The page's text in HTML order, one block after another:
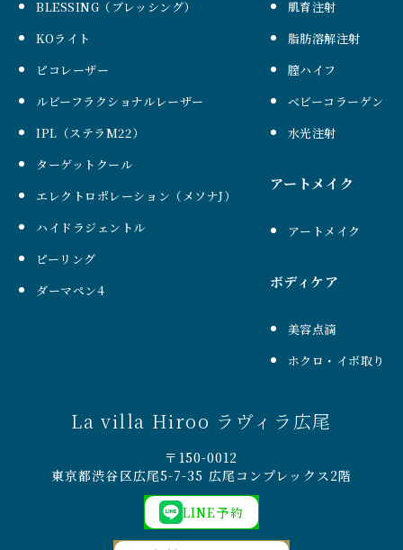
BLESSING（ブレッシング）
KOライト
ピコレーザー
ルビーフラクショナルレーザー
IPL（ステラM22）
ターゲットクール
エレクトロポレーション（メソナJ）
ハイドラジェントル
ピーリング
ダーマペン4
肌育注射
脂肪溶解注射
膣ハイフ
ベビーコラーゲン
水光注射
アートメイク
アートメイク
ボディケア
美容点滴
ホクロ・イボ取り
La villa Hiroo ラヴィラ広尾
〒150-0012
東京都渋谷区広尾5-7-35 広尾コンプレックス2階
LINE予約